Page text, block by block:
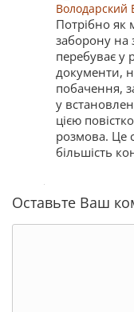
Потрібно як
заборону
перебуває у
документи,
побачення,
у
цією
розмова. Це
більшість
Оставьте Ваш